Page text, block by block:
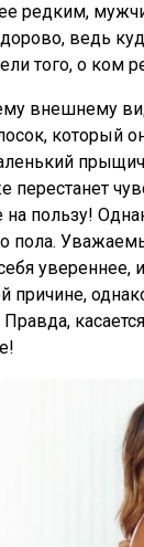
редким,
ведь
того, о ком
внешнему
который
перестанет
пользу!
пола.
увереннее,
причине,
Правда,